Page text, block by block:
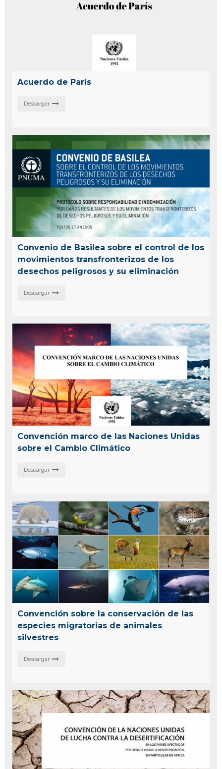
Acuerdo de París
Descargar
Convenio de Basilea sobre el control de los
movimientos transfronterizos de los
desechos peligrosos y su eliminación
Descargar
Convención marco de las Naciones Unidas
sobre el Cambio Climático
Descargar
Convención sobre la conservación de las
especies migratorias de animales
silvestres
Descargar